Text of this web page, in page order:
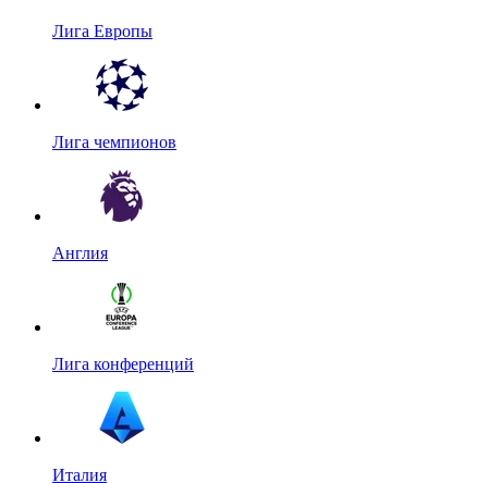
Лига Европы
Лига чемпионов
Англия
Лига конференций
Италия